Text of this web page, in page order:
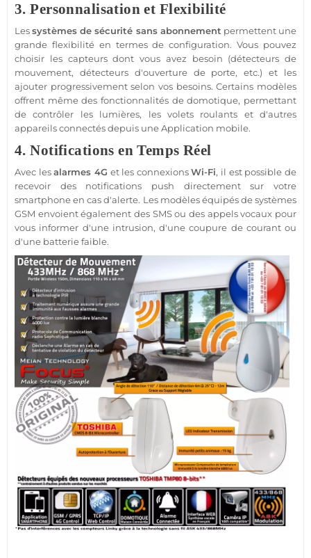
3. Personnalisation et Flexibilité
Lessystèmes desécurité sans abonnement permettent une
grande flexibilité en termes de configuration. Vous pouvez
choisir les capteurs dont vous avez besoin (détecteurs de
mouvement, détecteurs d'ouverture de porte, etc.) et les
ajouter progressivement selon vos besoins. Certains modèles
offrent même des fonctionnalités dedomotique, permettant
de contrôler les lumières, les volets roulants et d'autres
appareils connectés depuis uneApplication mobile.
4. Notifications en Temps Réel
Avec lesalarmes 4G et les connexionsWi-Fi, il est possible de
recevoir des notifications push directement sur votre
smartphoneen cas d'alerte. Les modèles équipés de systèmes
GSM envoient également des SMS ou des appels vocaux pour
vous informer d'une intrusion, d'une coupure de courant ou
d'une batterie faible.